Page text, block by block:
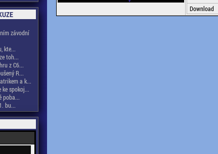
závodní
kte...
toh...
z C6...
R...
a k...
ke spokoj...
poba...
bu...
Download